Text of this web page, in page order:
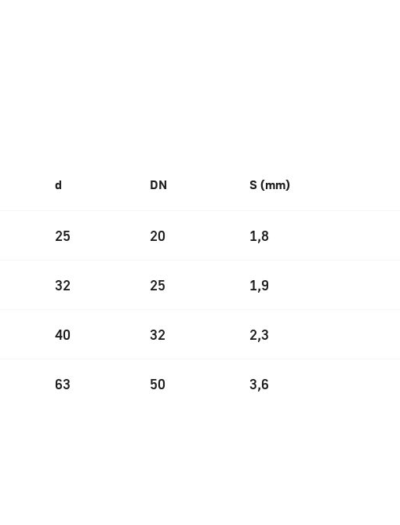
d DN S (mm)
25 20 1,8
32 25 1,9
40 32 2,3
63 50 3,6